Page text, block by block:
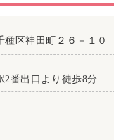
種区神田町２６－１０
2番出口より徒歩8分